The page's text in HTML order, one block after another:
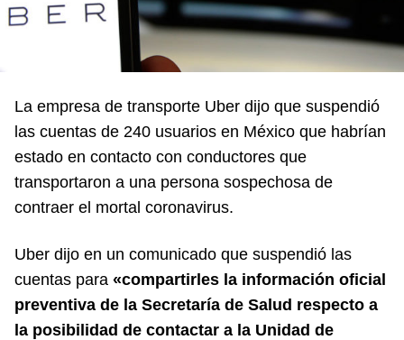
La empresa de transporte Uber dijo que suspendió
las cuentas de 240 usuarios en México que habrían
estado en contacto con conductores que
transportaron a una persona sospechosa de
contraer el mortal coronavirus.
Uber dijo en un comunicado que suspendió las
cuentas para «compartirles la información oficial
preventiva de la Secretaría de Salud respecto a
la posibilidad de contactar a la Unidad de